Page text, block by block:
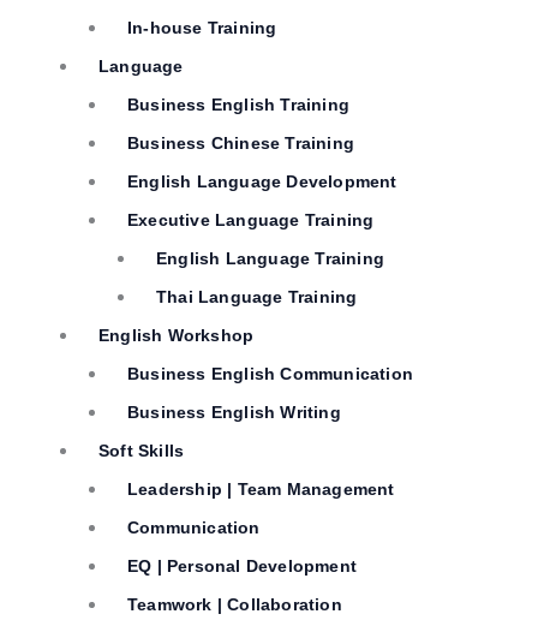
In-house Training
Language
Business English Training
Business Chinese Training
English Language Development
Executive Language Training
English Language Training
Thai Language Training
English Workshop
Business English Communication
Business English Writing
Soft Skills
Leadership | Team Management
Communication
EQ | Personal Development
Teamwork | Collaboration